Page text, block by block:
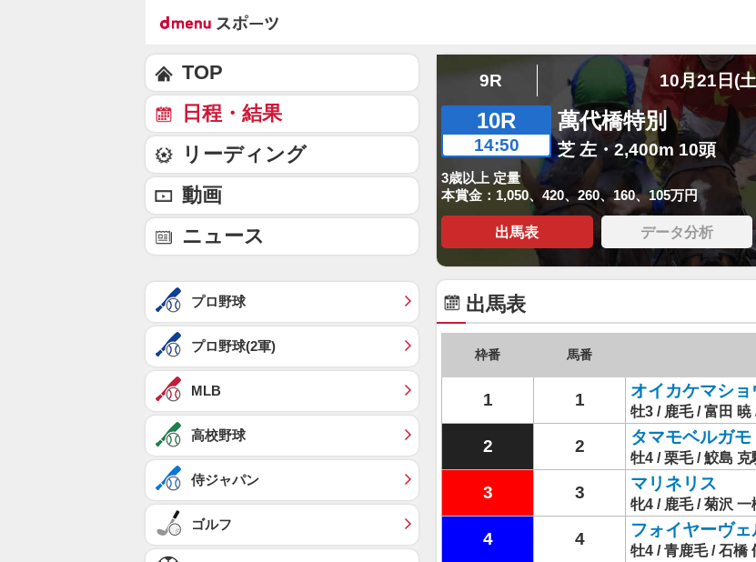
9R 10月21日(
10R
14:50
萬代橋特別
芝 左・2,400m 10頭
3歳以上 定量
本賞金：1,050、420、260、160、105万円
出馬表 データ分析
出馬表
枠番 馬番
1 1 オイカケマショ
牡3 / 鹿毛 / 富田 暁
2 2 タマモベルガモ
牡4 / 栗毛 / 鮫島
3 3 マリネリス
牝4 / 鹿毛 / 菊沢
4 4 フォイヤーヴェ
牡4 / 青鹿毛 / 石橋
TOP
日程・結果
リーディング
動画
ニュース
プロ野球
プロ野球(2軍)
MLB
高校野球
侍ジャパン
ゴルフ